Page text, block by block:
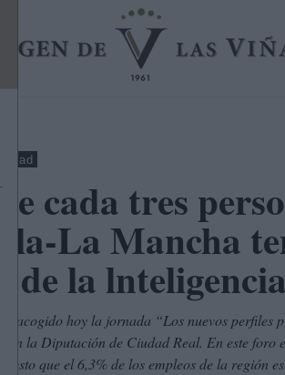
cada tres
La Mancha
de la
ha acogido hoy la jornada “Los nuevos
con la Diputación de Ciudad Real. En este
que el 6,3% de los empleos de la región